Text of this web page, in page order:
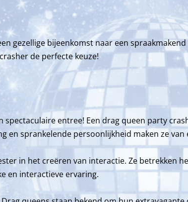
gezellige bijeenkomst naar een
de perfecte keuze!
spectaculaire entree! Een drag queen party
en sprankelende persoonlijkheid maken ze van
in het creëren van interactie. Ze betrekken
en interactieve ervaring.